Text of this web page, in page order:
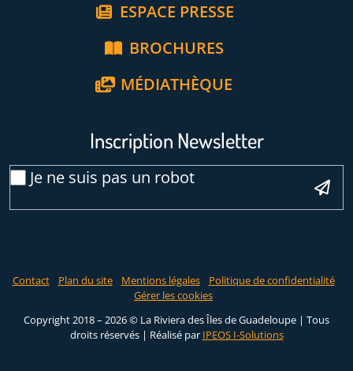
ESPACE PRESSE
BROCHURES
MÉDIATHÈQUE
Inscription Newsletter
Je ne suis pas un robotVeuillez laisser ce
Contact Plan du site Mentions légales
Politique de confidentialité
Gérer les cookies
Copyright 2018 – 2026 © La Riviera des Îles de Guadeloupe | Tous
droits réservés | Réalisé par IPEOS I-Solutions